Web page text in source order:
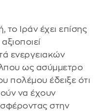
Ιράν έχει επίσης
ενεργειακών
ως ασύμμετρο
πολέμου έδειξε ότι
να έχουν
στην